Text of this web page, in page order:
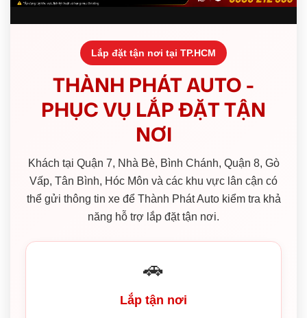
Lắp đặt tận nơi tại TP.HCM
THÀNH PHÁT AUTO -
PHỤC VỤ LẮP ĐẶT TẬN
NƠI
Khách tại Quận 7, Nhà Bè, Bình Chánh, Quận 8, Gò
Vấp, Tân Bình, Hóc Môn và các khu vực lân cận có
thể gửi thông tin xe để Thành Phát Auto kiểm tra khả
năng hỗ trợ lắp đặt tận nơi.
🚗
Lắp tận nơi